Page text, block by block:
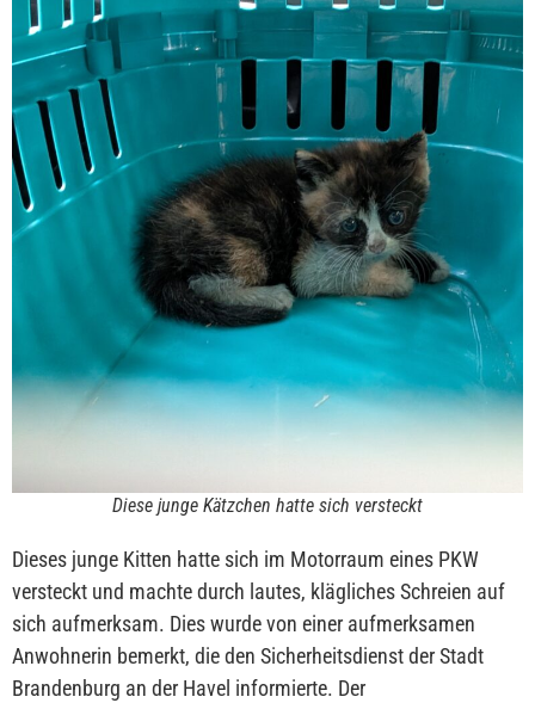
Diese junge Kätzchen hatte sich versteckt
Dieses junge Kitten hatte sich im Motorraum eines PKW
versteckt und machte durch lautes, klägliches Schreien auf
sich aufmerksam. Dies wurde von einer aufmerksamen
Anwohnerin bemerkt, die den Sicherheitsdienst der Stadt
Brandenburg an der Havel informierte. Der